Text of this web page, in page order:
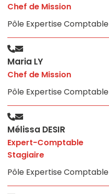
Chef de Mission
Pôle Expertise Comptable
Maria LY
Chef de Mission
Pôle Expertise Comptable
Mélissa DESIR
Expert-Comptable
Stagiaire
Pôle Expertise Comptable